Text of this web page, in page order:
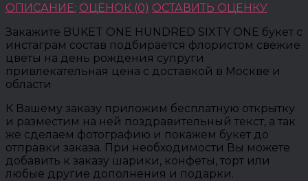
ОПИСАНИЕ: ОЦЕНОК (0) ОСТАВИТЬ ОЦЕНКУ
Закажите BUKET ONE HUNDRED SIXTY ONE букет с
инстаграм состав подбирается флористом свежие
цветы на день рождения супруги
привлекательная цена с доставкой в Москве и
области
К Вашему заказу приложим бесплатную открытку
и разместим на ней поздравительный текст, а так
же сделаем фотографию и покажем букет до
отправки заказа. При необходимости Вы можете
добавить к заказу шарики, конфеты, торт или
любые другие дополнения и подарки.